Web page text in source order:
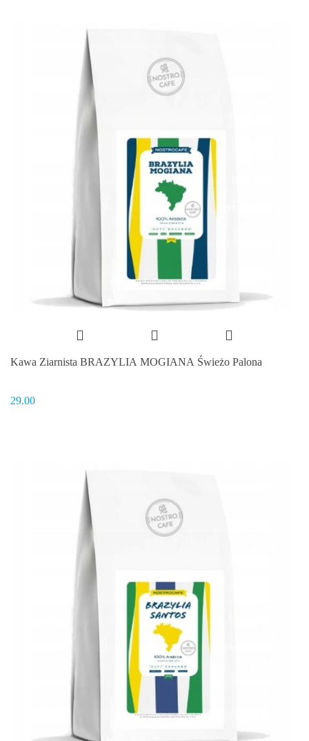
Kawa Ziarnista BRAZYLIA MOGIANA Świeżo Palona
29.00